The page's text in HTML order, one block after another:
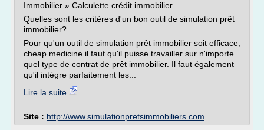
Immobilier » Calculette crédit immobilier
Quelles sont les critères d'un bon outil de simulation prêt
immobilier?
Pour qu'un outil de simulation prêt immobilier soit efficace,
cheap medicine il faut qu'il puisse travailler sur n'importe
quel type de contrat de prêt immobilier. Il faut également
qu'il intègre parfaitement les...
Lire la suite
Site : http://www.simulationpretsimmobiliers.com